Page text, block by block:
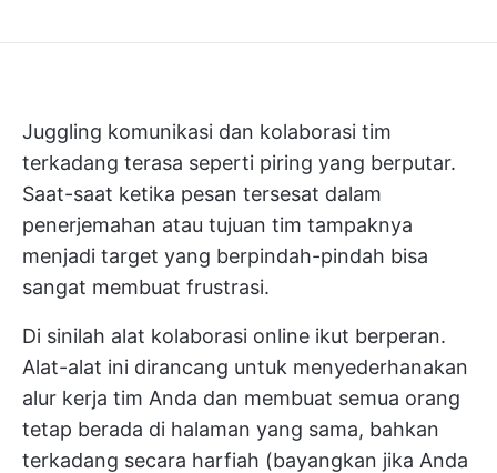
Juggling komunikasi dan kolaborasi tim
terkadang terasa seperti piring yang berputar.
Saat-saat ketika pesan tersesat dalam
penerjemahan atau tujuan tim tampaknya
menjadi target yang berpindah-pindah bisa
sangat membuat frustrasi.
Di sinilah alat kolaborasi online ikut berperan.
Alat-alat ini dirancang untuk menyederhanakan
alur kerja tim Anda dan membuat semua orang
tetap berada di halaman yang sama, bahkan
terkadang secara harfiah (bayangkan jika Anda